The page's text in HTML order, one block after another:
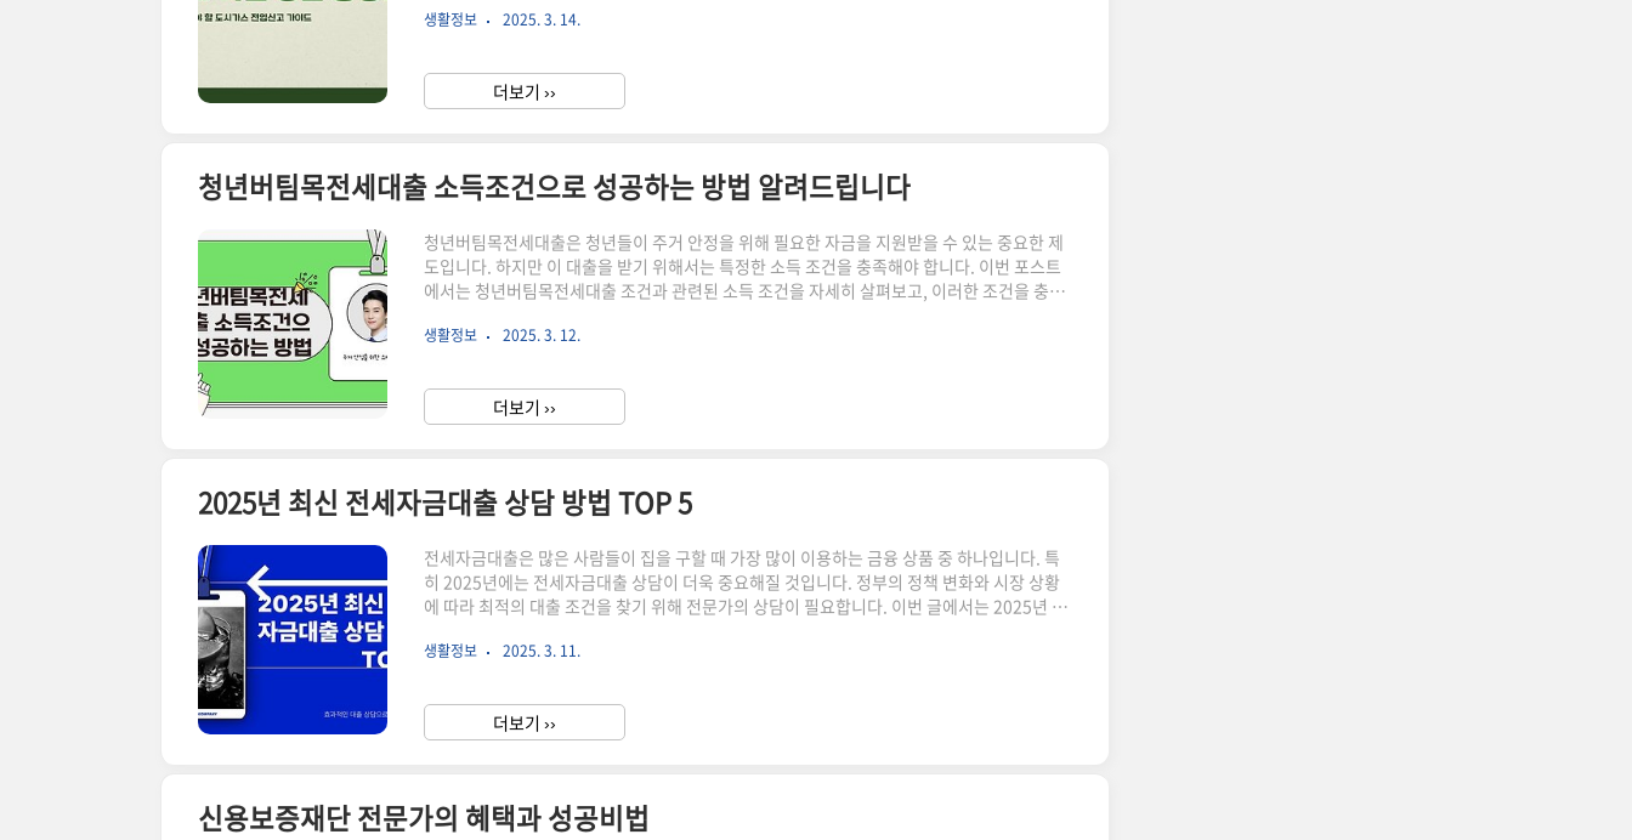
고객센터 전화번호 안내 부산 지역에서 도시가스와 관련된 문의를 하려면 고객센터를 통해
호는 금정구를 포함한 부산 전역을 담당하고 있으며, 기장군과 철마면까지 관리합니다. 도시가
스 전입신고를 원하신다면 반드시 이 번호로 전화하시길 추천드립..
생활정보 2025. 3. 14.
더보기 ››
청년버팀목전세대출 소득조건으로 성공하는 방법 알려드립니다
청년버팀목전세대출은 청년들이 주거 안정을 위해 필요한 자금을 지원받을 수 있는 중요한 제
도입니다. 하지만 이 대출을 받기 위해서는 특정한 소득 조건을 충족해야 합니다. 이번 포스트
에서는 청년버팀목전세대출 조건과 관련된 소득 조건을 자세히 살펴보고, 이러한 조건을 충족
▼▼▼ 실전 성공하는 방법 청년버팀목전세대출 hug 이용하기 바로가기2025 상반기 청년버
택 강조와 효율적인 해결책 바로가기청년버팀목전세대출의 개요 청년버팀목전세대출은 주
거비 부담을 덜어주기 위해 정부가 제공하는 대출 상품입니다. 이 ..
생활정보 2025. 3. 12.
더보기 ››
2025년 최신 전세자금대출 상담 방법 TOP 5
전세자금대출은 많은 사람들이 집을 구할 때 가장 많이 이용하는 금융 상품 중 하나입니다. 특
히 2025년에는 전세자금대출 상담이 더욱 중요해질 것입니다. 정부의 정책 변화와 시장 상황
에 따라 최적의 대출 조건을 찾기 위해 전문가의 상담이 필요합니다. 이번 글에서는 2025년 최
허리둘레 재는법 2025년 최신 가이드 모든 것을 완전 정복 바로가기2025년 선물 완벽 가이드
상담 받기 전세자금대출을 계획하고 있다면, 전문가의 상담을 받는 것이 매우 중요합니다. 전
문가들은 최신 금융 동향과 정부 정책..
생활정보 2025. 3. 11.
더보기 ››
신용보증재단 전문가의 혜택과 성공비법